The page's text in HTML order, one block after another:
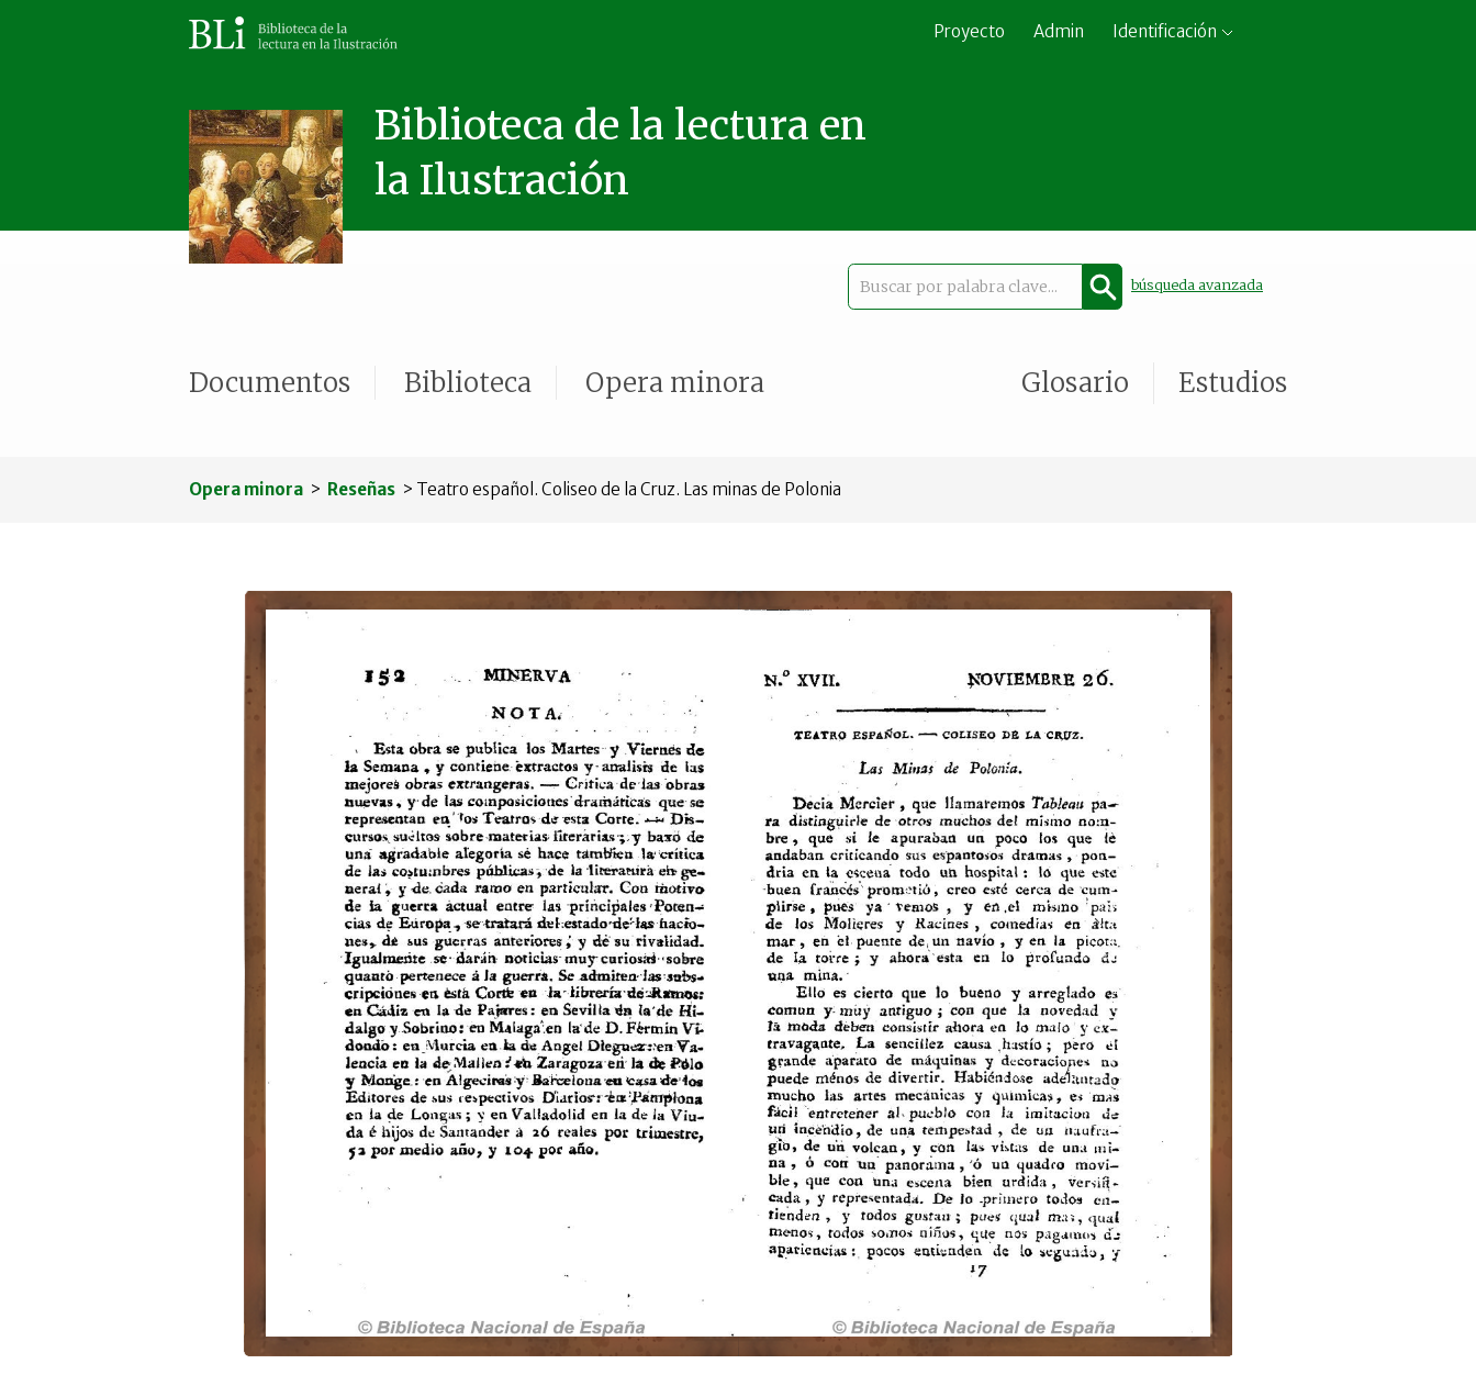
Proyecto Admin Identificación
Biblioteca de la lectura en
la Ilustración
búsqueda avanzada
Documentos Biblioteca Opera minora Estudios
Glosario
Opera minora > Reseñas > Teatro español. Coliseo de la Cruz. Las minas de Polonia